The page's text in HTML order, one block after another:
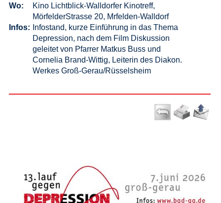
Wo:
Kino Lichtblick-Walldorfer Kinotreff,
MörfelderStrasse 20, Mrfelden-Walldorf
Infos:
Infostand, kurze Einführung in das Thema
Depression, nach dem Film Diskussion
geleitet von Pfarrer Matkus Buss und
Cornelia Brand-Wittig, Leiterin des Diakon.
Werkes Groß-Gerau/Rüsselsheim